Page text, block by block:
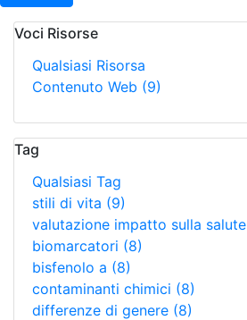
Voci Risorse
Qualsiasi Risorsa
Contenuto Web (9)
Tag
Qualsiasi Tag
stili di vita (9)
valutazione impatto sulla salute
biomarcatori (8)
bisfenolo a (8)
contaminanti chimici (8)
differenze di genere (8)